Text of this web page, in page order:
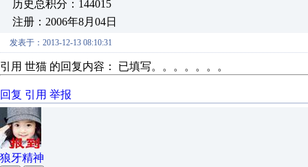
历史总积分：144015
注册：2006年8月04日
发表于：2013-12-13 08:10:31
引用 世猫 的回复内容： 已填写。。。。。。。
回复 引用 举报
狼牙精神